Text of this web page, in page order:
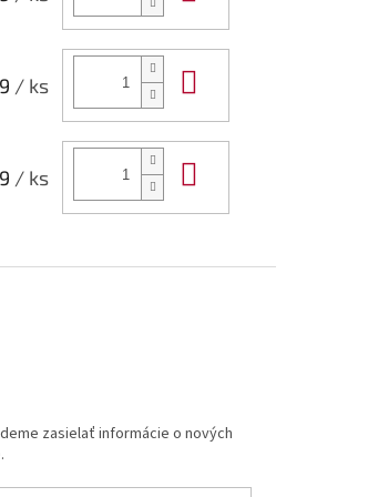
/ ks
/ ks
zasielať informácie o nových